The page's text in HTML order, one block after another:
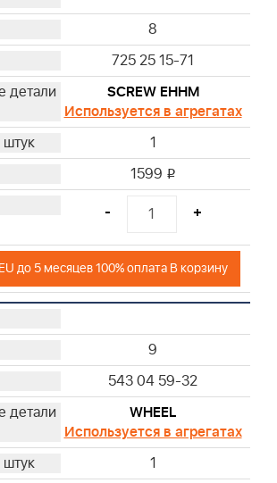
8
725 25 15-71
SCREW EHHM
Используется в агрегатах
1
1599 i
- +
до 5 месяцев 100% оплата В корзину
9
543 04 59-32
WHEEL
Используется в агрегатах
1